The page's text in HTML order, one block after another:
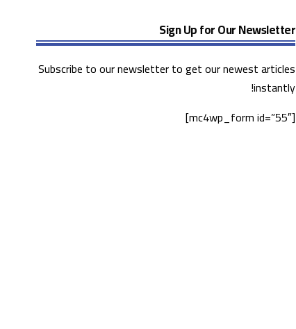
Sign Up for Our Newsletter
Subscribe to our newsletter to get our newest articles
instantly!
[mc4wp_form id=”55″]